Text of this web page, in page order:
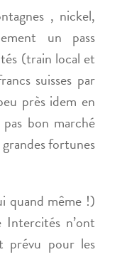
, nickel,
un pass
(train local et
suisses par
près idem en
bon marché
grandes fortunes
quand même !)
n’ont
prévu pour les